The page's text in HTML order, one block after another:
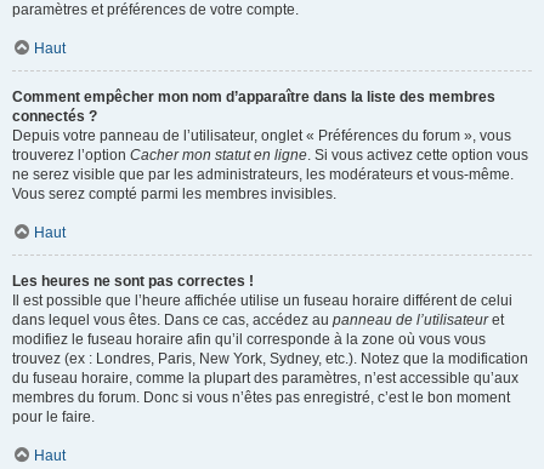
paramètres et préférences de votre compte.
Haut
Comment empêcher mon nom d’apparaître dans la liste des membres
connectés ?
Depuis votre panneau de l’utilisateur, onglet « Préférences du forum », vous
trouverez l’option Cacher mon statut en ligne. Si vous activez cette option vous
ne serez visible que par les administrateurs, les modérateurs et vous-même.
Vous serez compté parmi les membres invisibles.
Haut
Les heures ne sont pas correctes !
Il est possible que l’heure affichée utilise un fuseau horaire différent de celui
dans lequel vous êtes. Dans ce cas, accédez au panneau de l’utilisateuret
modifiez le fuseau horaire afin qu’il corresponde à la zone où vous vous
trouvez (ex : Londres, Paris, New York, Sydney, etc.). Notez que la modification
du fuseau horaire, comme la plupart des paramètres, n’est accessible qu’aux
membres du forum. Donc si vous n’êtes pas enregistré, c’est le bon moment
pour le faire.
Haut